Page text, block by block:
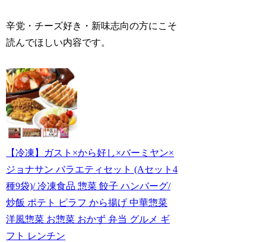
辛党・チーズ好き・新味志向の方にこそ
読んでほしい内容です。
【冷凍】ガスト×から好し×バーミヤン×
ジョナサン バラエティセット (Aセット4
種9袋)/ 冷凍食品 惣菜 餃子 ハンバーグ/
炒飯 ポテト ピラフ から揚げ 中華惣菜
洋風惣菜 お惣菜 おかず 弁当 グルメ ギ
フト レンチン